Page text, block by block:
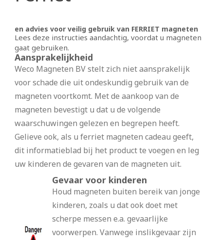
en advies voor veilig gebruik van FERRIET magneten
Lees deze instructies aandachtig, voordat u magneten
gaat gebruiken.
Aansprakelijkheid
Weco Magneten BV stelt zich niet aansprakelijk
voor schade die uit ondeskundig gebruik van de
magneten voortkomt. Met de aankoop van de
magneten bevestigt u dat u de volgende
waarschuwingen gelezen en begrepen heeft.
Gelieve ook, als u ferriet magneten cadeau geeft,
dit informatieblad bij het product te voegen en leg
uw kinderen de gevaren van de magneten uit.
Gevaar voor kinderen
Houd magneten buiten bereik van jonge
kinderen, zoals u dat ook doet met
scherpe messen e.a. gevaarlijke
voorwerpen. Vanwege inslikgevaar zijn